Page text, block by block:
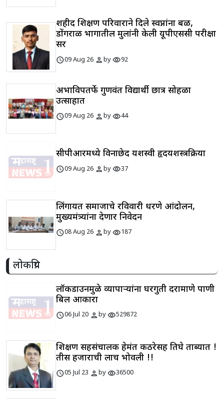
शहीद शिक्षण परिवाराने दिले स्वप्नांना बळ,
डोंगराळ भागातील मुलांनी केली यूपीएससी परीक्षा
सर
schedule09 Aug 26 personbyvisibility92
अभाविपतर्फे गुणवंत विद्यार्थी छात्र सोहळा
उत्साहात
schedule09 Aug 26 personbyvisibility44
सीपीआरमध्ये विनाछेद यशस्वी हृदयशस्त्रक्रिया
schedule09 Aug 26 personbyvisibility37
लिंगायत समाजाचे रविवारी धरणे आंदोलन,
मुख्यमंत्र्यांना देणार निवेदन
schedule08 Aug 26 personbyvisibility187
लोकप्रिय
लॉकडाउनमुळे व्यापाऱ्यांना घरगुती दराप्रमाणे पाणी
बिल आकारा
schedule06 Jul 20 personbyvisibility529872
शिक्षण सहसंचालक हेमंत कठरेसह तिघे ताब्यात !
तीस हजाराची लाच भोवली !!
schedule05 Jul 23 personbyvisibility36500